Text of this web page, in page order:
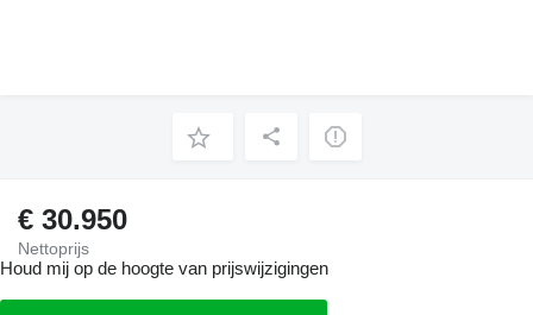
€ 30.950
Nettoprijs
Houd mij op de hoogte van prijswijzigingen